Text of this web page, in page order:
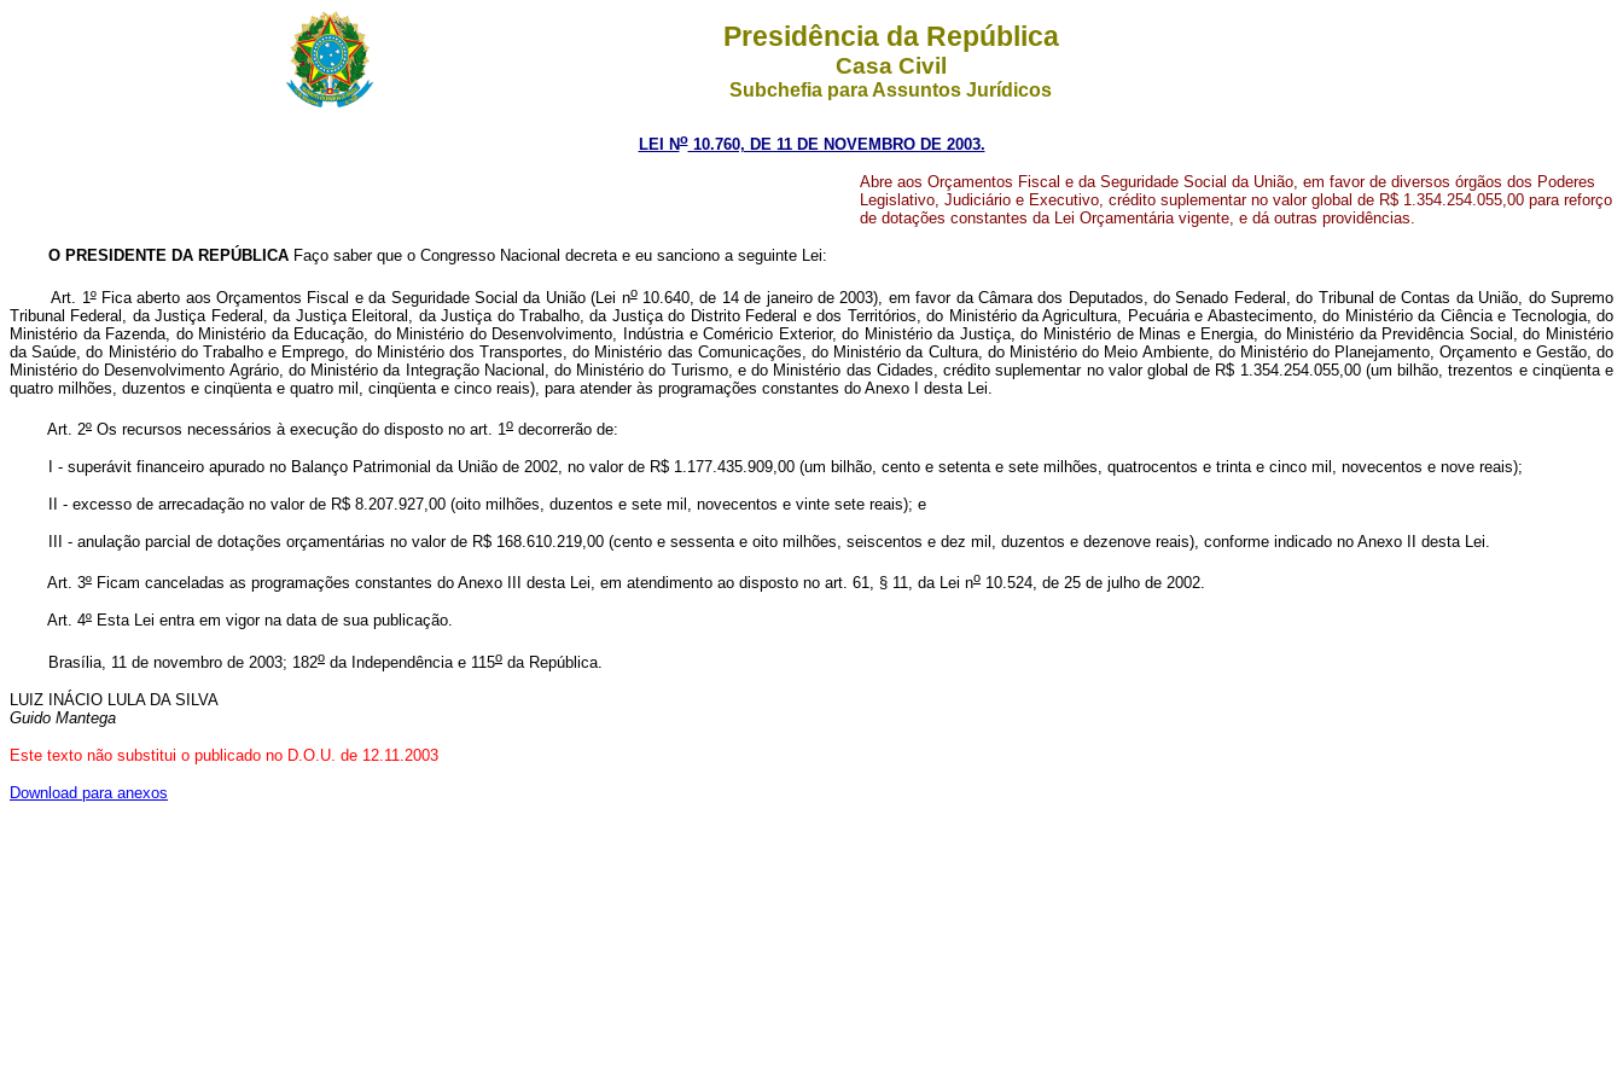
Presidência da República
Casa Civil
Subchefia para Assuntos Jurídicos
LEI No10.760, DE 11 DE NOVEMBRO DE 2003.
Abre aos Orçamentos Fiscal e da Seguridade Social da União, em favor de diversos órgãos dos Poderes
Legislativo, Judiciário e Executivo, crédito suplementar no valor global de R$ 1.354.254.055,00 para reforço
de dotações constantes da Lei Orçamentária vigente, e dá outras providências.
O PRESIDENTE DA REPÚBLICA Faço saber que o Congresso Nacional decreta e eu sanciono a seguinte Lei:
Art. 1ºFica aberto aos Orçamentos Fiscal e da Seguridade Social da União (Lei no10.640, de 14 de janeiro de 2003), em favor da Câmara dos Deputados, do Senado Federal, do Tribunal de Contas da União, do Supremo
Tribunal Federal, da Justiça Federal, da Justiça Eleitoral, da Justiça do Trabalho, da Justiça do Distrito Federal e dos Territórios, do Ministério da Agricultura, Pecuária e Abastecimento, do Ministério da Ciência e Tecnologia, do
Ministério da Fazenda, do Ministério da Educação, do Ministério do Desenvolvimento, Indústria e Coméricio Exterior, do Ministério da Justiça, do Ministério de Minas e Energia, do Ministério da Previdência Social, do Ministério
da Saúde, do Ministério do Trabalho e Emprego, do Ministério dos Transportes, do Ministério das Comunicações, do Ministério da Cultura, do Ministério do Meio Ambiente, do Ministério do Planejamento, Orçamento e Gestão, do
Ministério do Desenvolvimento Agrário, do Ministério da Integração Nacional, do Ministério do Turismo, e do Ministério das Cidades, crédito suplementar no valor global de R$ 1.354.254.055,00 (um bilhão, trezentos e cinqüenta e
quatro milhões, duzentos e cinqüenta e quatro mil, cinqüenta e cinco reais), para atender às programações constantes do Anexo I desta Lei.
Art. 2º Os recursos necessários à execução do disposto no art. 1o decorrerão de:
I - superávit financeiro apurado no Balanço Patrimonial da União de 2002, no valor de R$ 1.177.435.909,00 (um bilhão, cento e setenta e sete milhões, quatrocentos e trinta e cinco mil, novecentos e nove reais);
II - excesso de arrecadação no valor de R$ 8.207.927,00 (oito milhões, duzentos e sete mil, novecentos e vinte sete reais); e
III - anulação parcial de dotações orçamentárias no valor de R$ 168.610.219,00 (cento e sessenta e oito milhões, seiscentos e dez mil, duzentos e dezenove reais), conforme indicado no Anexo II desta Lei.
Art. 3º Ficam canceladas as programações constantes do Anexo III desta Lei, em atendimento ao disposto no art. 61, § 11, da Lei no 10.524, de 25 de julho de 2002.
Art. 4º Esta Lei entra em vigor na data de sua publicação.
Brasília, 11 de novembro de 2003; 182o da Independência e 115o da República.
LUIZ INÁCIO LULA DA SILVA
Guido Mantega
Este texto não substitui o publicado no D.O.U. de 12.11.2003
Download para anexos